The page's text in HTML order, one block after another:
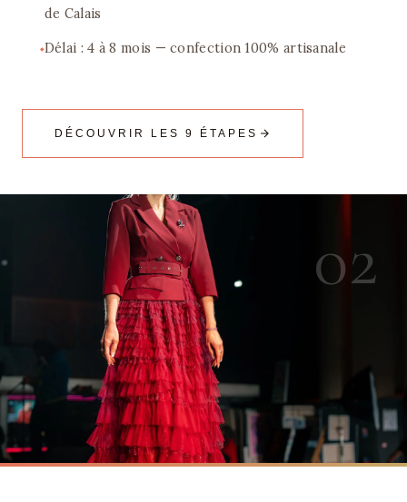
de Calais
Délai : 4 à 8 mois — confection 100% artisanale
DÉCOUVRIR LES 9 ÉTAPES
02